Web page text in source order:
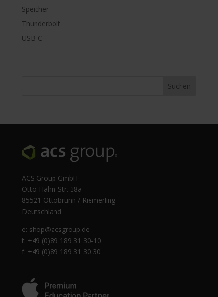
Speicher
Thunderbolt
USB-C
ACS Group GmbH
Otto-Hahn-Str. 38a
85521 Ottobrunn / Riemerling
Deutschland
e: shop@acsgroup.de
t: +49 (0)89 189 31 30-10
f: +49 (0)89 189 31 30 30